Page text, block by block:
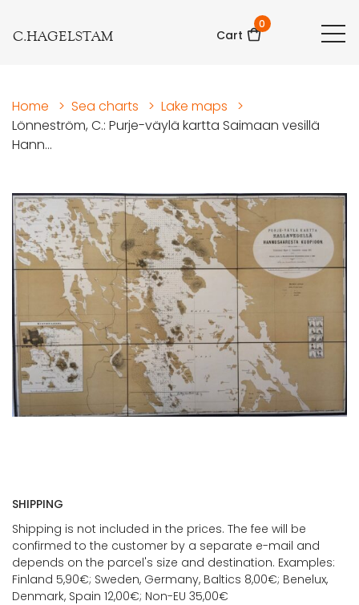
C.HAGELSTAM Cart
0
Home > Sea charts > Lake maps
>
Lönneström, C.: Purje-väylä kartta Saimaan vesillä
Hann...
SHIPPING
Shipping is not included in the prices. The fee will be
confirmed to the customer by a separate e-mail and
depends on the parcel's size and destination. Examples:
Finland 5,90€; Sweden, Germany, Baltics 8,00€; Benelux,
Denmark, Spain 12,00€; Non-EU 35,00€